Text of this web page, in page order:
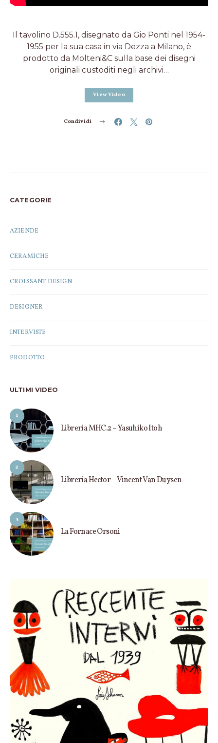
Il tavolino D.555.1, disegnato da Gio Ponti nel 1954-
1955 per la sua casa in via Dezza a Milano, è
prodotto da Molteni&C sulla base dei disegni
originali custoditi negli archivi…
View Video
Condividi
CATEGORIE
AZIENDE
CERAMICHE
CROISSANT DESIGN
DESIGNER
INTERVISTE
PRODOTTO
ULTIMI VIDEO
1
Libreria MHC.2 – Yasuhiko Itoh
2
Libreria Hector – Vincent Van Duysen
3
La Fornace Orsoni